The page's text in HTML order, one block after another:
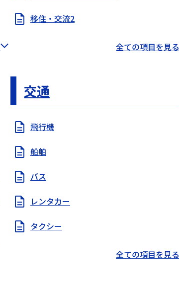
移住・交流2
全ての項目を見る
交通
飛行機
船舶
バス
レンタカー
タクシー
全ての項目を見る